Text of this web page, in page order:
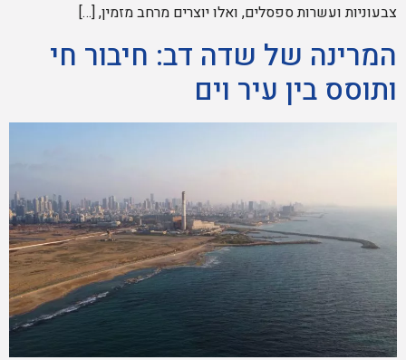
צבעוניות ועשרות ספסלים, ואלו יוצרים מרחב מזמין, […]
המרינה של שדה דב: חיבור חי
ותוסס בין עיר וים